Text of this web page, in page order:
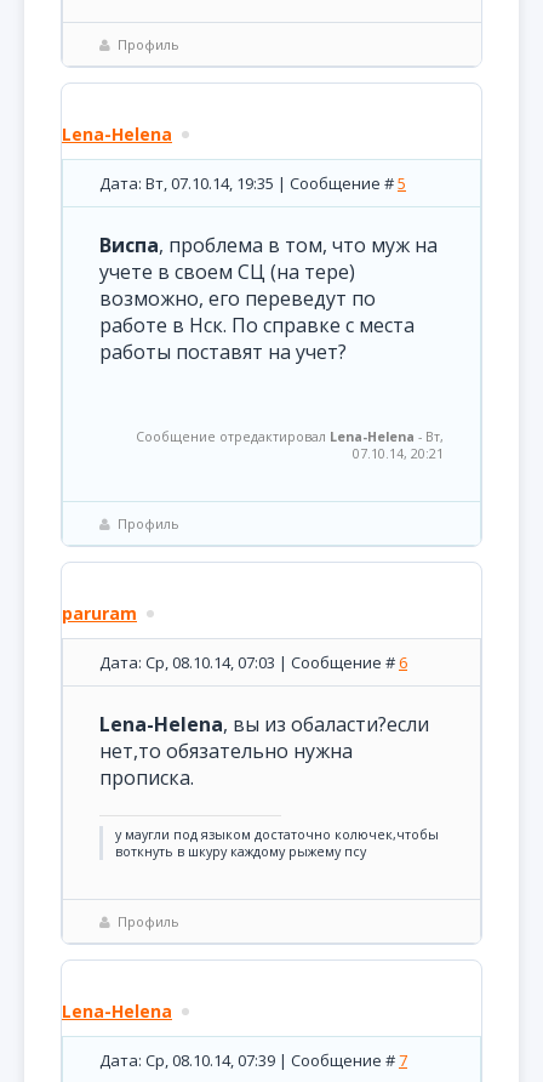
Профиль
Lena-Helena
Дата: Вт, 07.10.14, 19:35 | Сообщение #5
Виспа, проблема в том, что муж на
учете в своем СЦ (на тере)
возможно, его переведут по
работе в Нск. По справке с места
работы поставят на учет?
Сообщение отредактировал Lena-Helena - Вт,
07.10.14, 20:21
Профиль
paruram
Дата: Ср, 08.10.14, 07:03 | Сообщение #6
Lena-Helena, вы из обаласти?если
нет,то обязательно нужна
прописка.
у маугли под языком достаточно колючек,чтобы
воткнуть в шкуру каждому рыжему псу
Профиль
Lena-Helena
Дата: Ср, 08.10.14, 07:39 | Сообщение #7